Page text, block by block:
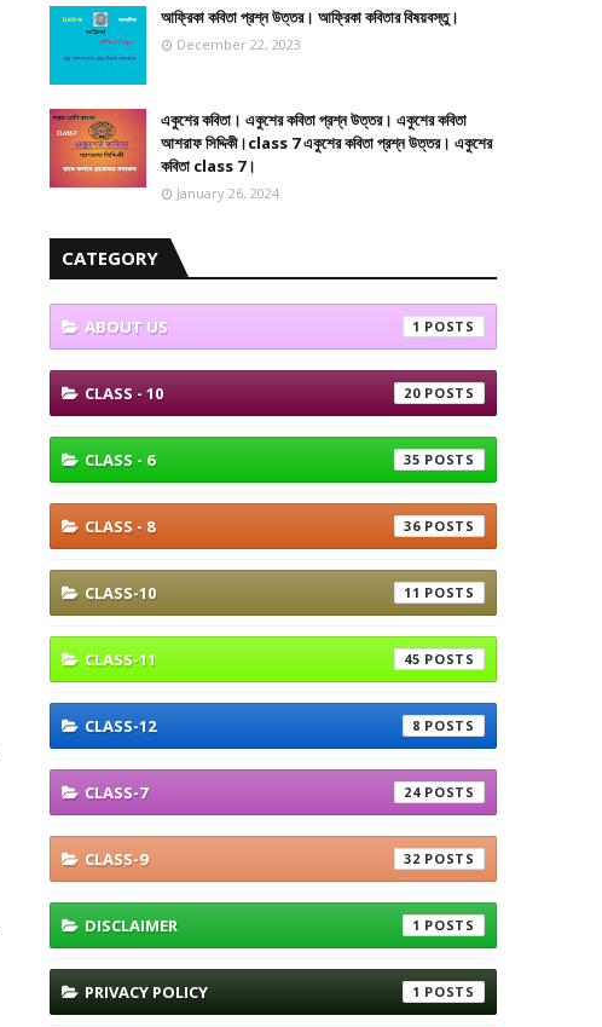
আফ্রিকা কবিতা প্রশ্ন উত্তর। আফ্রিকা কবিতার বিষয়বস্তু।
December 22, 2023
একুশের কবিতা। একুশের কবিতা প্রশ্ন উত্তর। একুশের কবিতা
আশরাফ সিদ্দিকী।class 7 একুশের কবিতা প্রশ্ন উত্তর। একুশের
কবিতা class 7।
January 26, 2024
CATEGORY
ABOUT US 1
CLASS - 10 20
CLASS - 6 35
CLASS - 8 36
CLASS-10 11
CLASS-11 45
CLASS-12 8
CLASS-7 24
CLASS-9 32
DISCLAIMER 1
PRIVACY POLICY 1